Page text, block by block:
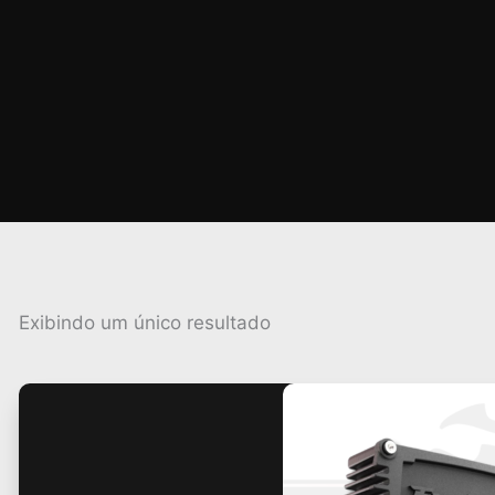
Exibindo um único resultado